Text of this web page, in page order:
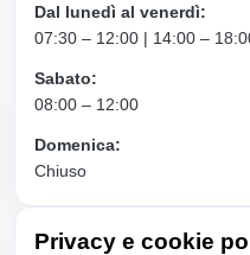
Dal lunedì al venerdì:
07:30 – 12:00 | 14:00 –
Sabato:
08:00 – 12:00
Domenica:
Chiuso
Privacy e cookie